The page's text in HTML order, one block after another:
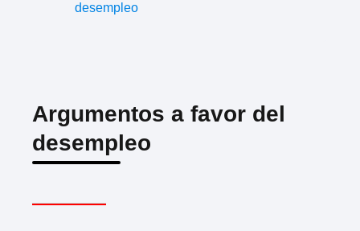
desempleo
Argumentos a favor del
desempleo